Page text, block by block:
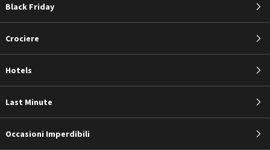
Black Friday
Crociere
Hotels
Last Minute
Occasioni Imperdibili